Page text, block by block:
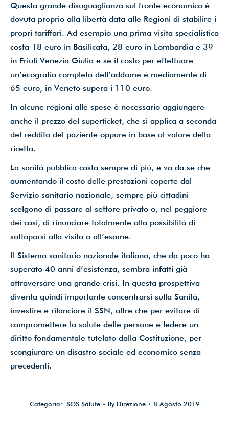
Questa grande disuguaglianza sul fronte economico è
dovuta proprio alla libertà data alle Regioni di stabilire i
propri tariffari. Ad esempio una prima visita specialistica
costa 18 euro in Basilicata, 28 euro in Lombardia e 39
in Friuli Venezia Giulia e se il costo per effettuare
un’ecografia completa dell’addome è mediamente di
65 euro, in Veneto supera i 110 euro.
In alcune regioni alle spese è necessario aggiungere
anche il prezzo del superticket, che si applica a seconda
del reddito del paziente oppure in base al valore della
ricetta.
La sanità pubblica costa sempre di più, e va da se che
aumentando il costo delle prestazioni coperte dal
Servizio sanitario nazionale, sempre più cittadini
scelgono di passare al settore privato o, nel peggiore
dei casi, di rinunciare totalmente alla possibilità di
sottoporsi alla visita o all’esame.
Il Sistema sanitario nazionale italiano, che da poco ha
superato 40 anni d’esistenza, sembra infatti già
attraversare una grande crisi. In questa prospettiva
diventa quindi importante concentrarsi sulla Sanità,
investire e rilanciare il SSN, oltre che per evitare di
compromettere la salute delle persone e ledere un
diritto fondamentale tutelato dalla Costituzione, per
scongiurare un disastro sociale ed economico senza
precedenti.
Categoria: SOS Salute By Direzione 8 Agosto 2019